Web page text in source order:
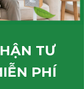
TƯ
PHÍ